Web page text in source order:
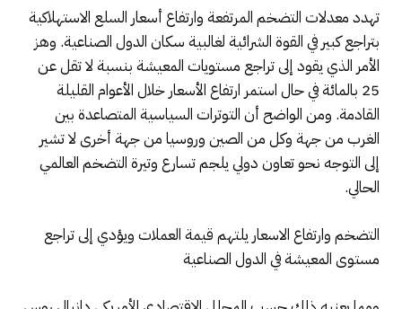
تهدد معدلات التضخم المرتفعة وارتفاع أسعار السلع الاستهلاكية
بتراجع كبير في القوة الشرائية لغالبية سكان الدول الصناعية. وهز
الأمر الذي يقود إلى تراجع مستويات المعيشة بنسبة لا تقل عن
25 بالمائة في حال استمر ارتفاع الأسعار خلال الأعوام القليلة
القادمة. ومن الواضح أن التوترات السياسية المتصاعدة بين
الغرب من جهة وكل من الصين وروسيا من جهة أخرى لا تشير
إلى التوجه نحو تعاون دولي يلجم تسارع وتيرة التضخم العالمي
الحالي.
التضخم وارتفاع الاسعار يلتهم قيمة العملات ويؤدي إلى تراجع
مستوى المعيشة في الدول الصناعية